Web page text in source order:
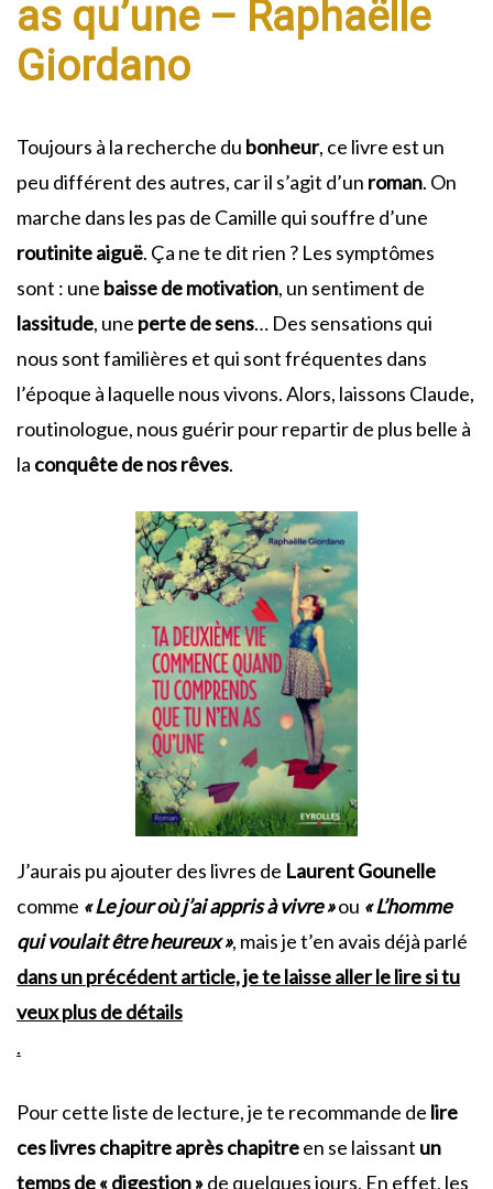
as qu’une – Raphaëlle
Giordano
Toujours à la recherche du bonheur, ce livre est un
peu différent des autres, car il s’agit d’un roman. On
marche dans les pas de Camille qui souffre d’une
routinite aiguë. Ça ne te dit rien ? Les symptômes
sont : une baisse de motivation, un sentiment de
lassitude, une perte de sens… Des sensations qui
nous sont familières et qui sont fréquentes dans
l’époque à laquelle nous vivons. Alors, laissons Claude,
routinologue, nous guérir pour repartir de plus belle à
la conquête de nos rêves.
J’aurais pu ajouter des livres de Laurent Gounelle
comme « Le jour où j’ai appris à vivre »ou « L’homme
qui voulait être heureux », mais je t’en avais déjà parlé
dans un précédent article, je te laisse aller le lire si tu
veux plus de détails
.
Pour cette liste de lecture, je te recommande de lire
ces livres chapitre après chapitreen se laissant un
temps de « digestion »de quelques jours. En effet, les